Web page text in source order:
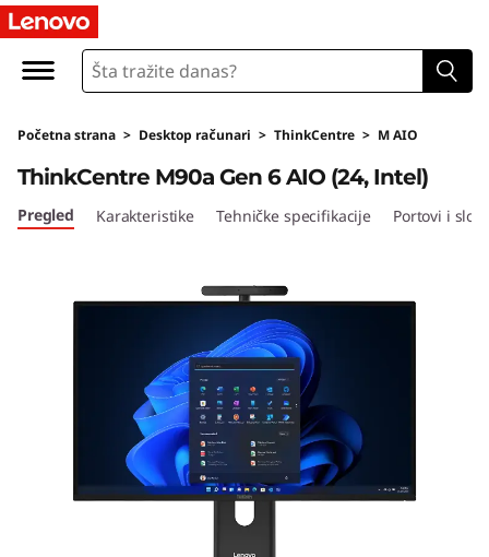
T
h
n
k
Početna strana > Desktop računari > ThinkCentre > M AIO
ThinkCentre M90a Gen 6 AIO (24, Intel)
Pregled Karakteristike Tehničke specifikacije Portovi i